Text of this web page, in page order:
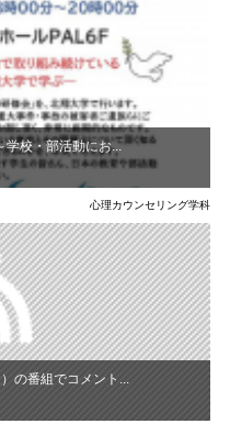
校・部活動にお...
心理カウンセリング学科
の番組でコメント...